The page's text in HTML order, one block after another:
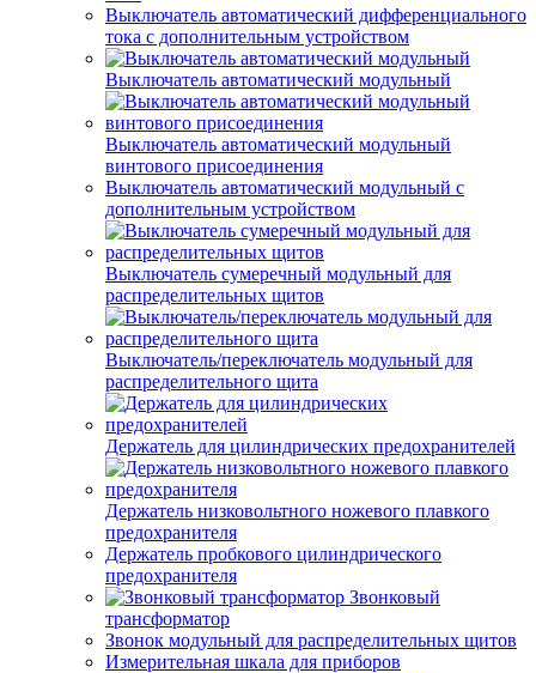
Выключатель автоматический дифференциального
тока с дополнительным устройством
Выключатель автоматический модульный
Выключатель автоматический модульный
винтового присоединения
Выключатель автоматический модульный с
дополнительным устройством
Выключатель сумеречный модульный для
распределительных щитов
Выключатель/переключатель модульный для
распределительного щита
Держатель для цилиндрических предохранителей
Держатель низковольтного ножевого плавкого
предохранителя
Держатель пробкового цилиндрического
предохранителя
Звонковый
трансформатор
Звонок модульный для распределительных щитов
Измерительная шкала для приборов